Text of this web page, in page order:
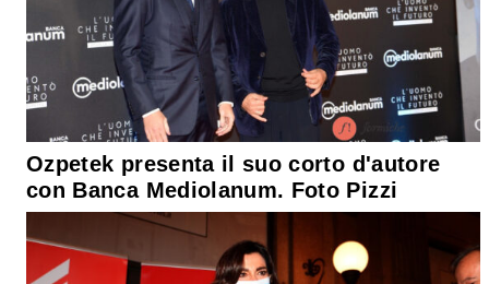
Ozpetek presenta il suo corto d'autore
con Banca Mediolanum. Foto Pizzi